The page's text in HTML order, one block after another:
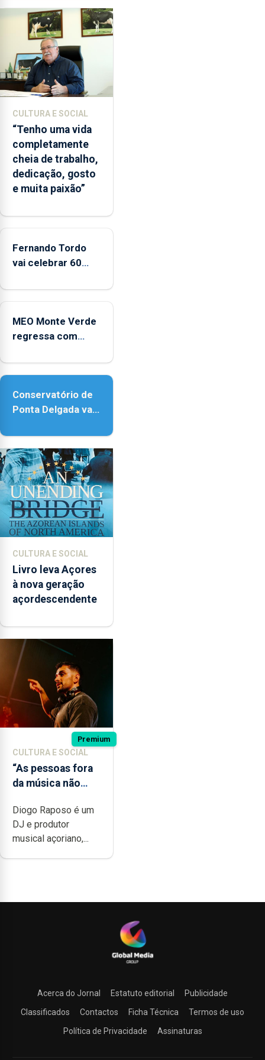
ilegal
lapas
2022
e
2026.
ilha
das
Flores
apresenta
um
“decréscimo
da
entre
2022
2025
CULTURA E SOCIAL
“Tenho uma vida
completamente
cheia de trabalho,
dedicação, gosto
e muita paixão”
Fernando Tordo
vai celebrar 60
no Coliseu
MEO Monte Verde
regressa com
acessibilidade
Conservatório de
Ponta Delgada vai
instrumentos
CULTURA E SOCIAL
Livro leva Açores
à nova geração
açordescendente
Premium
CULTURA E SOCIAL
“As pessoas fora
da música não
quão difícil é
produzir uma
música”
Diogo Raposo é um
DJ e produtor
musical açoriano,...
Acerca do Jornal Estatuto editorial
Publicidade
Classificados
Contactos Ficha Técnica
Termos de uso
Política de Privacidade
Assinaturas